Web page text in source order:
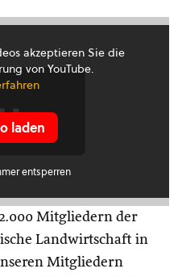
akzeptieren Sie die
von YouTube.
laden
entsperren
Mitgliedern der
Landwirtschaft in
Mitgliedern